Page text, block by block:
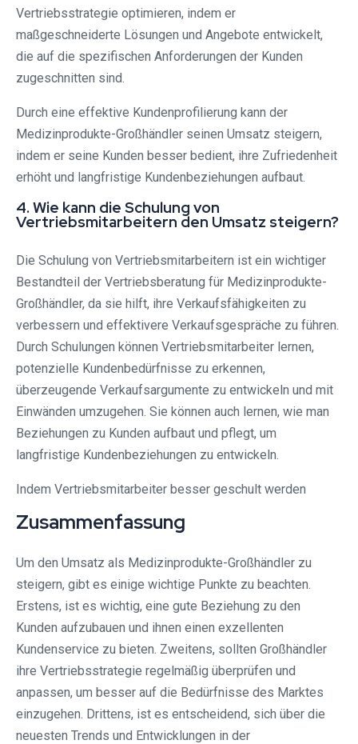
Vertriebsstrategie optimieren, indem er
maßgeschneiderte Lösungen und Angebote entwickelt,
die auf die spezifischen Anforderungen der Kunden
zugeschnitten sind.
Durch eine effektive Kundenprofilierung kann der
Medizinprodukte-Großhändler seinen Umsatz steigern,
indem er seine Kunden besser bedient, ihre Zufriedenheit
erhöht und langfristige Kundenbeziehungen aufbaut.
4. Wie kann die Schulung von
Vertriebsmitarbeitern den Umsatz steigern?
Die Schulung von Vertriebsmitarbeitern ist ein wichtiger
Bestandteil der Vertriebsberatung für Medizinprodukte-
Großhändler, da sie hilft, ihre Verkaufsfähigkeiten zu
verbessern und effektivere Verkaufsgespräche zu führen.
Durch Schulungen können Vertriebsmitarbeiter lernen,
potenzielle Kundenbedürfnisse zu erkennen,
überzeugende Verkaufsargumente zu entwickeln und mit
Einwänden umzugehen. Sie können auch lernen, wie man
Beziehungen zu Kunden aufbaut und pflegt, um
langfristige Kundenbeziehungen zu entwickeln.
Indem Vertriebsmitarbeiter besser geschult werden
Zusammenfassung
Um den Umsatz als Medizinprodukte-Großhändler zu
steigern, gibt es einige wichtige Punkte zu beachten.
Erstens, ist es wichtig, eine gute Beziehung zu den
Kunden aufzubauen und ihnen einen exzellenten
Kundenservice zu bieten. Zweitens, sollten Großhändler
ihre Vertriebsstrategie regelmäßig überprüfen und
anpassen, um besser auf die Bedürfnisse des Marktes
einzugehen. Drittens, ist es entscheidend, sich über die
neuesten Trends und Entwicklungen in der